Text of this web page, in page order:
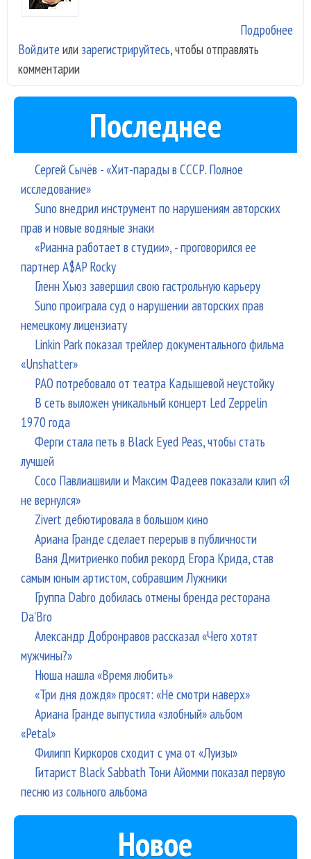
Подробнее
Войдите или зарегистрируйтесь, чтобы отправлять
комментарии
Последнее
Сергей Сычёв - «Хит-парады в СССР. Полное
исследование»
Suno внедрил инструмент по нарушениям авторских
прав и новые водяные знаки
«Рианна работает в студии», - проговорился ее
партнер A$AP Rocky
Гленн Хьюз завершил свою гастрольную карьеру
Suno проиграла суд о нарушении авторских прав
немецкому лицензиату
Linkin Park показал трейлер документального фильма
«Unshatter»
РАО потребовало от театра Кадышевой неустойку
В сеть выложен уникальный концерт Led Zeppelin
1970 года
Ферги стала петь в Black Eyed Peas, чтобы стать
лучшей
Сосо Павлиашвили и Максим Фадеев показали клип «Я
не вернулся»
Zivert дебютировала в большом кино
Ариана Гранде сделает перерыв в публичности
Ваня Дмитриенко побил рекорд Егора Крида, став
самым юным артистом, собравшим Лужники
Группа Dabro добилась отмены бренда ресторана
Da'Bro
Александр Добронравов рассказал «Чего хотят
мужчины?»
Нюша нашла «Время любить»
«Три дня дождя» просят: «Не смотри наверх»
Ариана Гранде выпустила «злобный» альбом
«Petal»
Филипп Киркоров сходит с ума от «Луизы»
Гитарист Black Sabbath Тони Айомми показал первую
песню из сольного альбома
Новое